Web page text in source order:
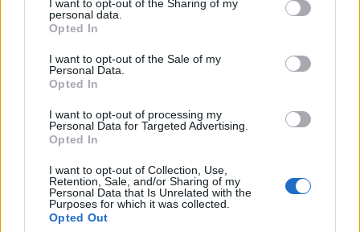
I want to opt-out of the Sharing of my
personal data.
Opted In
I want to opt-out of the Sale of my
Personal Data.
Opted In
I want to opt-out of processing my
Personal Data for Targeted Advertising.
Opted In
I want to opt-out of Collection, Use,
Retention, Sale, and/or Sharing of my
Personal Data that Is Unrelated with the
Purposes for which it was collected.
Opted Out
ικανοποιητικότατη» τονίζει.
αρθροπλαστική του γόνατος;
«Η βάδιση αρχίζει από την πρώτη
μετεγχειρητική ημέρα, αλλά μόλις ο αρχικός
μπορούν να βαδίζουν προοδευτικά
μεγαλύτερη απόσταση, με βακτηρίες τις
οποίες αφήνουν σε περίπου έξι εβδομάδες.